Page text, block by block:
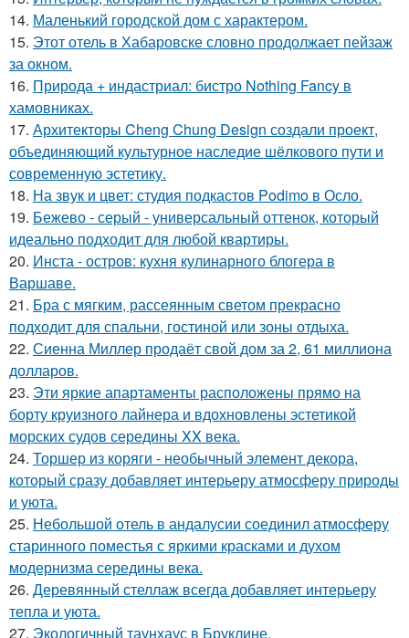
14. Маленький городской дом с характером.
15. Этот отель в Хабаровске словно продолжает пейзаж
за окном.
16. Природа + индастриал: бистро Nothing Fancy в
хамовниках.
17. Архитекторы Cheng Chung Design создали проект,
объединяющий культурное наследие шёлкового пути и
современную эстетику.
18. На звук и цвет: студия подкастов Podimo в Осло.
19. Бежево - серый - универсальный оттенок, который
идеально подходит для любой квартиры.
20. Инста - остров: кухня кулинарного блогера в
Варшаве.
21. Бра с мягким, рассеянным светом прекрасно
подходит для спальни, гостиной или зоны отдыха.
22. Сиенна Миллер продаёт свой дом за 2, 61 миллиона
долларов.
23. Эти яркие апартаменты расположены прямо на
борту круизного лайнера и вдохновлены эстетикой
морских судов середины XX века.
24. Торшер из коряги - необычный элемент декора,
который сразу добавляет интерьеру атмосферу природы
и уюта.
25. Небольшой отель в андалусии соединил атмосферу
старинного поместья с яркими красками и духом
модернизма середины века.
26. Деревянный стеллаж всегда добавляет интерьеру
тепла и уюта.
27. Экологичный таунхаус в Бруклине.